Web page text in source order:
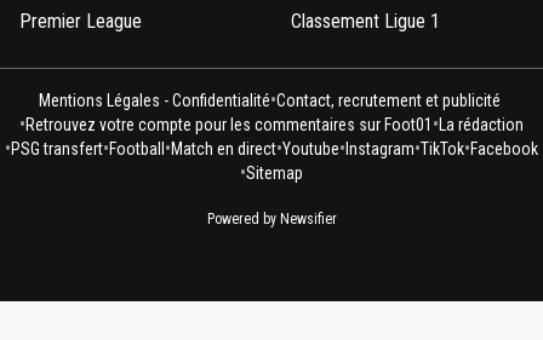
Premier League
Classement Ligue 1
Mentions Légales - Confidentialité•Contact, recrutement et publicité
•Retrouvez votre compte pour les commentaires sur Foot01 • La rédaction
•PSG transfert•Football •Match en direct•Youtube• Instagram•TikTok•Facebook
•Sitemap
Powered by Newsifier